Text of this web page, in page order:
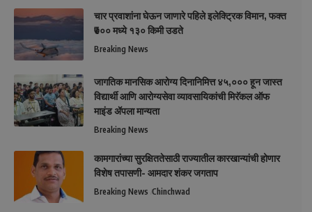
चार प्रवाशांना घेऊन जाणारे पहिले इलेक्ट्रिक विमान, फक्त
₹७०० मध्ये १३० किमी उडते
Breaking News
जागतिक मानसिक आरोग्य दिनानिमित्त ४५,००० हून जास्त
विद्यार्थी आणि आरोग्यसेवा व्यावसायिकांची मिरॅकल ऑफ
माइंड ॲपला मान्यता
Breaking News
कामगारांच्या सुरक्षिततेसाठी राज्यातील कारखान्यांची होणार
विशेष तपासणी- आमदार शंकर जगताप
Breaking News Chinchwad